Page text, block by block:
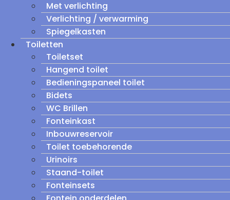
Met verlichting
Verlichting / verwarming
Spiegelkasten
Toiletten
Toiletset
Hangend toilet
Bedieningspaneel toilet
Bidets
WC Brillen
Fonteinkast
Inbouwreservoir
Toilet toebehorende
Urinoirs
Staand-toilet
Fonteinsets